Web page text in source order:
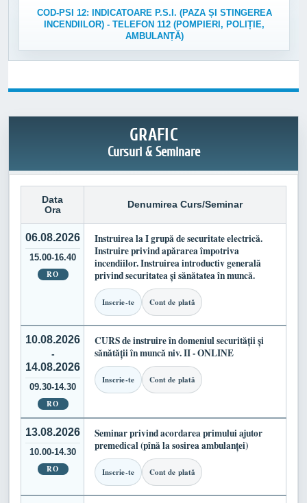
COD-PSI 12: INDICATOARE P.S.I. (PAZA ȘI STINGEREA
INCENDIILOR) - TELEFON 112 (POMPIERI, POLIȚIE,
AMBULANȚĂ)
GRAFIC
Cursuri & Seminare
Data
Ora
Denumirea Curs/Seminar
06.08.2026
15.00-16.40
RO
Instruirea la I grupă de securitate electrică.
Instruire privind apărarea împotriva
incendiilor. Instruirea introductiv generală
privind securitatea și sănătatea în muncă.
Inscrie-te Cont de plată
10.08.2026
-
14.08.2026
09.30-14.30
RO
CURS de instruire în domeniul securității și
sănătății în muncă niv. II - ONLINE
Inscrie-te Cont de plată
13.08.2026
10.00-14.30
RO
Seminar privind acordarea primului ajutor
premedical (pînă la sosirea ambulanței)
Inscrie-te Cont de plată